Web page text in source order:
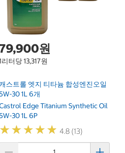
원
리터당 13,317원
스트롤 엣지 티타늄 합성엔진오일
30 1L 6개
Edge Titanium Synthetic Oil
30 1L 6P
★★★★★
★★★★★ 4.8 (13)